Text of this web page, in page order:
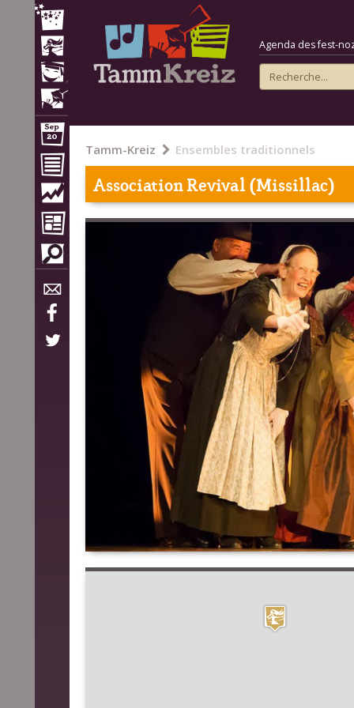
Agenda des fest-
Tamm-Kreiz Ensembles traditionnels
Association Revival (Missillac)